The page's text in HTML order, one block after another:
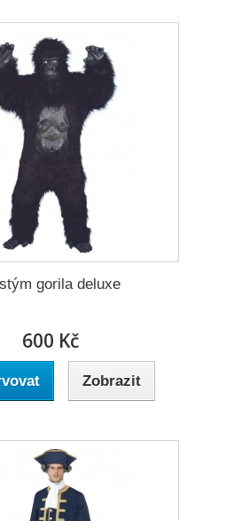
gorila deluxe
600 Kč
Zobrazit